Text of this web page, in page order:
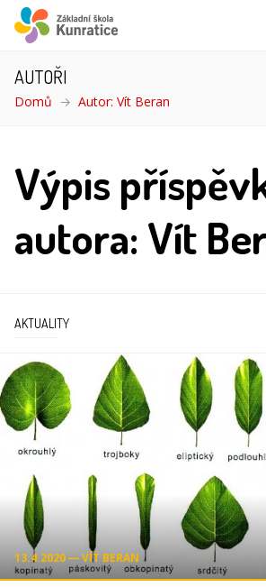
AUTOŘI
Domů Autor: Vít Beran
Výpis
autora: Vít
AKTUALITY
13.4.2020 ― VÍT BERAN